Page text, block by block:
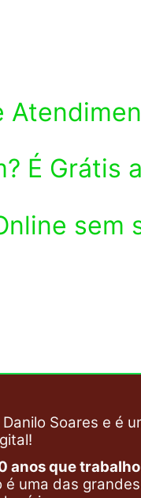
É Grátis
sem
Soares e é
anos que
é uma das